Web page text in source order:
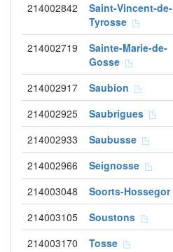
214002842
Saint-Vincent-de-
Tyrosse
214002719
Sainte-Marie-de-
Gosse
214002917 Saubion
214002925 Saubrigues
214002933 Saubusse
214002966 Seignosse
214003048 Soorts-Hossegor
214003105 Soustons
214003170 Tosse